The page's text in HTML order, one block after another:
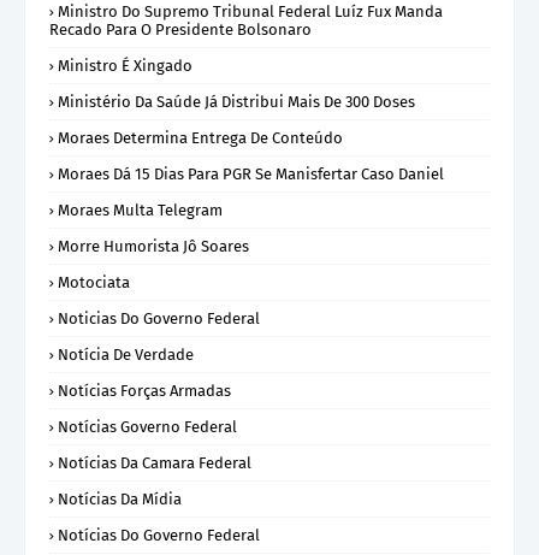
Ministro Do Supremo Tribunal Federal Luíz Fux Manda
Recado Para O Presidente Bolsonaro
Ministro É Xingado
Ministério Da Saúde Já Distribui Mais De 300 Doses
Moraes Determina Entrega De Conteúdo
Moraes Dá 15 Dias Para PGR Se Manisfertar Caso Daniel
Moraes Multa Telegram
Morre Humorista Jô Soares
Motociata
Noticias Do Governo Federal
Notícia De Verdade
Notícias Forças Armadas
Notícias Governo Federal
Notícias Da Camara Federal
Notícias Da Mídia
Notícias Do Governo Federal